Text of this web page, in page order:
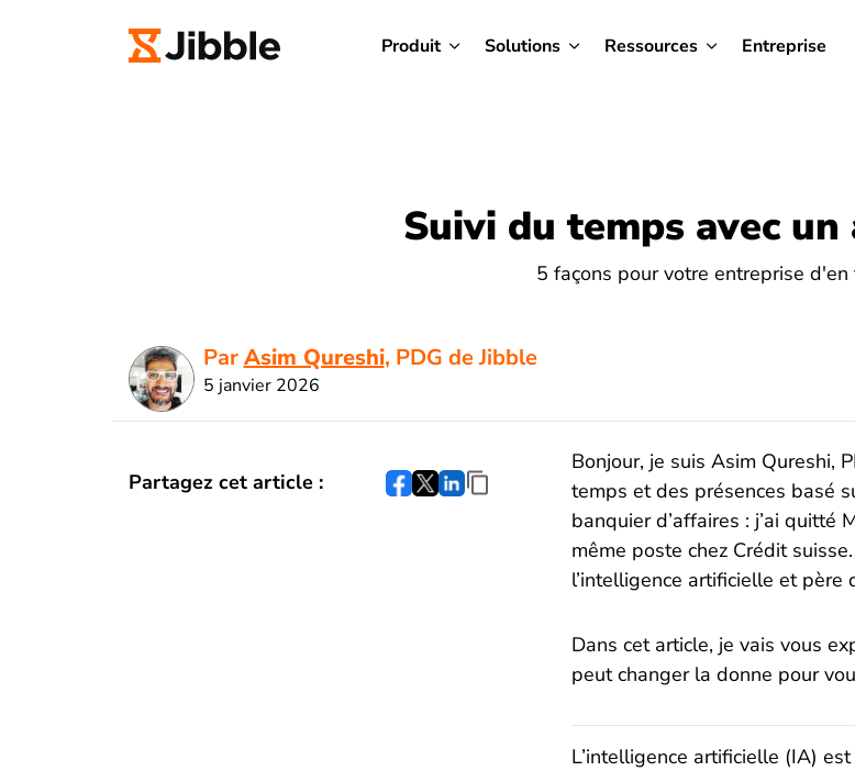
Produit Solutions Ressources Entreprise
Suivi du temps avec
5 façons pour votre entreprise
ParAsim Qureshi, PDG de Jibble
5 janvier 2026
Partagez cet article :
Bonjour, je suis Asim Qureshi,
temps et des présences basé
banquier d’affaires : j’ai quitté
même poste chez Crédit
l’intelligence artificielle et père
Dans cet article, je vais vous
peut changer la donne pour
L’intelligence artificielle (IA)